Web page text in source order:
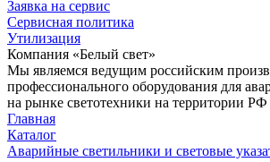
Заявка на сервис
Сервисная политика
Утилизация
Компания «Белый свет»
Мы являемся ведущим российским
профессионального оборудования для
на рынке светотехники на территории
Главная
Каталог
Аварийные светильники и световые